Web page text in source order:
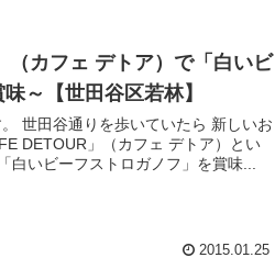
（カフェ デトア）で「白いビ
～【世田谷区若林】
いお
て 「白いビーフストロガノフ」を賞味...
2015.01.25